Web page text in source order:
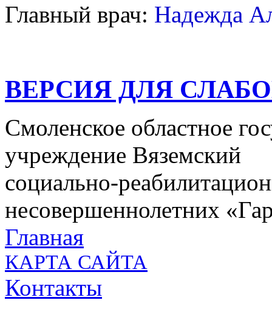
Главный врач: Надежда
ВЕРСИЯ ДЛЯ
Смоленское областное
учреждение Вяземский
социально-
несовершеннолетних
Главная
КАРТА САЙТА
Контакты